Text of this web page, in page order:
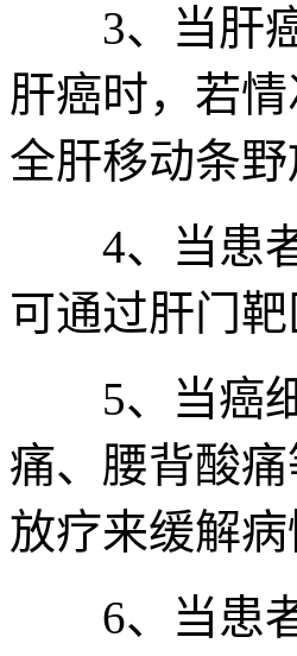
3、当肝癌
肝癌时，若
全肝移动条野
4、当患者
可通过肝门
5、当癌细
痛、腰背酸
放疗来缓解
6、当患者